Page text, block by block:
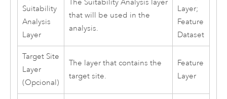
Suitability
Analysis
Layer
The Suitability Analysis layer
that will be used in the
analysis.
Layer;
Feature
Dataset
Target Site
Layer
(Opcional)
The layer that contains the
target site.
Feature
Layer